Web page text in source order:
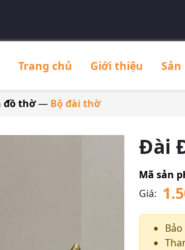
Trang chủ Giới thiệu
đồ thờ— Bộ đài thờ
Đài
Mã sản
Giá: